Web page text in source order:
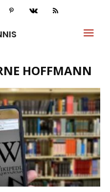
HOFFMANN